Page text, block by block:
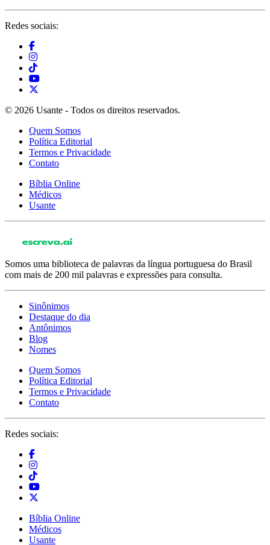
Redes sociais:
© 2026 Usante - Todos os direitos reservados.
Quem Somos
Política Editorial
Termos e Privacidade
Contato
Bíblia Online
Médicos
Usante
Somos uma biblioteca de palavras da língua portuguesa do Brasil
com mais de 200 mil palavras e expressões para consulta.
Sinônimos
Destaque do dia
Antônimos
Blog
Nomes
Quem Somos
Política Editorial
Termos e Privacidade
Contato
Redes sociais:
Bíblia Online
Médicos
Usante